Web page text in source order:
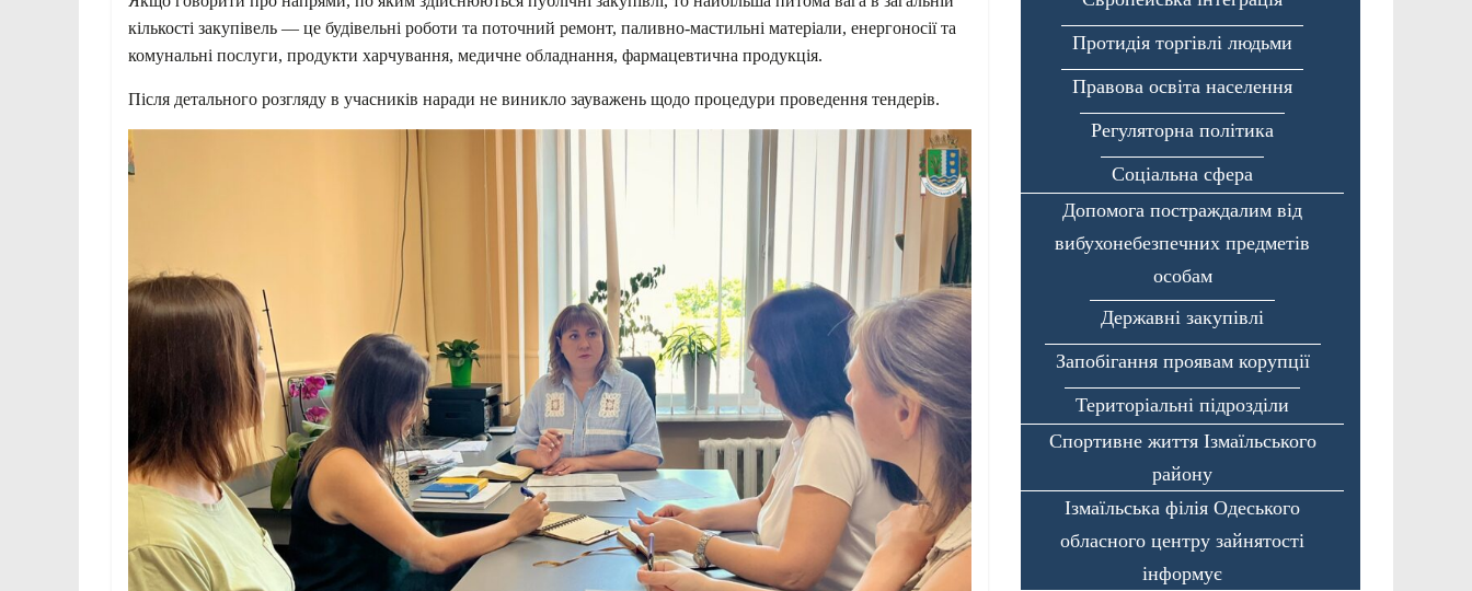
кількості закупівель — це будівельні роботи та поточний ремонт, паливно-мастильні матеріали, енергоносії та
комунальні послуги, продукти харчування, медичне обладнання, фармацевтична продукція.
Після детального розгляду в учасників наради не виникло зауважень щодо процедури проведення тендерів.
Протидія торгівлі людьми
Правова освіта населення
Регуляторна політика
Соціальна сфера
Допомога постраждалим від
вибухонебезпечних предметів
особам
Державні закупівлі
Запобігання проявам корупції
Територіальні підрозділи
Спортивне життя Ізмаїльського
району
Ізмаїльська філія Одеського
обласного центру зайнятості
інформує